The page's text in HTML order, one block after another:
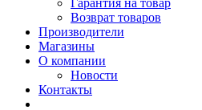
Гарантия на товар
Возврат товаров
Производители
Магазины
О компании
Новости
Контакты